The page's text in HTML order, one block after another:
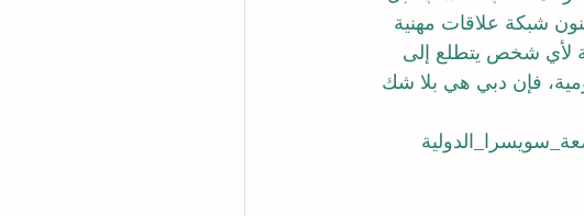
شبكة علاقات مهنية
لأي شخص يتطلع إلى
فإن دبي هي بلا شك